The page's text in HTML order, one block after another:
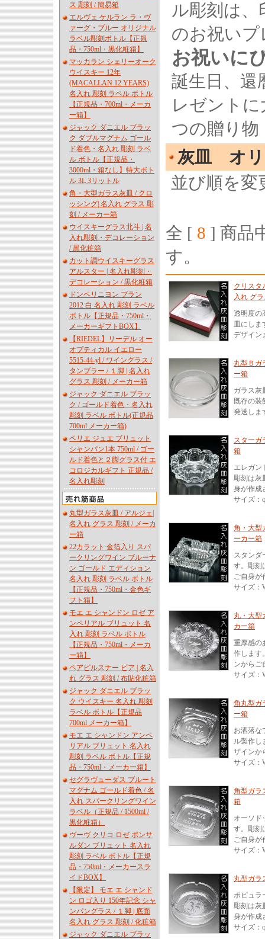
ス 彫刻 / 簡易箱
エルヴェ ケルラン ラ・ヴ
ァーグ・ブルー オリジナル
ラベル彫刻ボトル【正規
品・750ml・黒化粧箱】
マッカラン シェリーオーク
ウイスキー 12年
(MACALLAN 12 YEARS)
名入れ 彫刻 ラベル ボトル
【正規品・700ml・メーカ
ー箱】
ジャック ダニエル ブラッ
ク ダブルマグナム ゴール
ド着色・名入れ 彫刻 ラベ
ル ボトル【正規品・
3000ml・箱なし】特大ボト
ル 3L 3リットル
角・大型ガラス灰皿 / クロ
ッシング| 名入れ グラス 彫
刻 / メーカー箱
ウイスキーグラス北斗 | 名
入れ彫刻・デコレーション
/ 黒化粧箱
カット調ウイスキーグラス
アルスター | 名入れ彫刻・
デコレーション / 黒化粧箱
ドンペリニヨン ブラン
2012 白 名入れ 彫刻 ラベル
ボトル【正規品・750ml・
メーカーギフトBOX】
【RIEDEL】リーデル オー
オプティカル イエロー
5515-44-yl / ワイングラス /
タンブラー / １脚 | 名入れ
グラス 彫刻 / メーカー箱
ジャック ダニエル ブラッ
ク / ゴールド着色・名入れ
彫刻 ラベル ボトル(正規品
700ml メーカー箱)
ペリエ ジュエ ブリュット
シャンパン1本 750ml / ゴー
ルド着色と２脚グラス付 エ
コロジカルギフト 正規品 /
名入れ彫刻
丸型ガラス灰皿 / アルジェ|
名入れ グラス 彫刻 / メーカ
ー箱
22カラット 金箔入り スパ
ークリングワイン ブルーナ
ン ゴールド エディション
名入れ 彫刻 ラベル ボトル
【正規品・750ml・金色ギ
フト箱】
モエ エ シャンドン ロゼ ア
ンペリアル ブリュット 名
入れ 彫刻 ラベル ボトル
【正規品・750ml・メーカ
ー箱】
ペアピルスナー ビア | 名入
れ グラス 彫刻 / 布貼化粧箱
ジャック ダニエル ブラッ
ク ウイスキー 名入れ 彫刻
ラベル ボトル【正規品
700ml メーカー箱】
モエ エ シャンドン アンペ
リアル ブリュット 名入れ
彫刻 ラベル ボトル【正規
品・750ml・メーカー箱】
セグラヴューダス ブルート
マグナム ゴールド着色 / 名
入れ スパークリングワイン
ラベル（正規品 / 1500ml /
黒化粧箱）
ヴーヴ クリコ ロゼ ポンサ
ルダン ブリュット 名入れ
彫刻 ラベル ボトル【正規
品・750ml・メーカースラ
イドBOX】
【限定】 モエ エ シャンド
ン ロゴ入り 150年記念 シャ
ンパングラス / １脚 | 底面
名入れ グラス 彫刻 / 化粧箱
ジャック ダニエル ブラッ
ル彫刻は
のお祝い
お祝いに
誕生日、還
レゼント
つの贈り物
灰皿 オリ
並び順を変
全 [ 8 ] 商品
す。
クリスタ
入れ グ
透明度の
皿にし
デザイン
丸型Ｂガ
ー箱
ガラス灰
既存の装
発送しま
スターガ
箱
エレガン
彫刻は灰
身が作成
サイズ：
角・大型
ーカー箱
スタンダ
す。彫刻
ご自身が
サイズ：
丸・大型
カー箱
重厚感の
作します
ンからご
サイズ：
角丸型ガ
ー箱
お洒落な
ル製作し
ザインか
サイズ：
角型ガラ
箱
オーソド
す。彫刻
ご自身が
サイズ：
丸型ガラ
ポピュラ
彫刻は灰
身が作成
サイズ：